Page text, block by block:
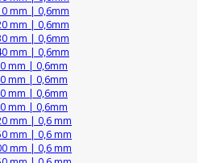
mm | 0,6mm
mm | 0,6mm
mm | 0,6mm
mm | 0,6mm
mm | 0,6mm
mm | 0,6mm
mm | 0,6mm
mm | 0,6mm
mm | 0,6 mm
mm | 0,6 mm
mm | 0,6 mm